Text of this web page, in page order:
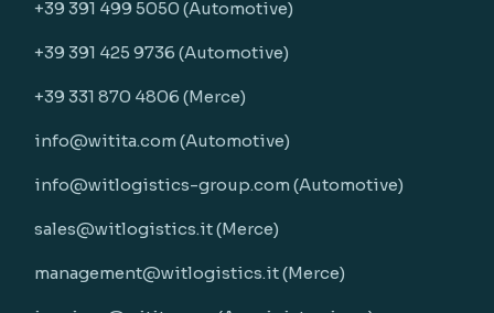
+39 391 499 5050 (Automotive)
+39 391 425 9736 (Automotive)
+39 331 870 4806 (Merce)
info@witita.com (Automotive)
info@witlogistics-group.com (Automotive)
sales@witlogistics.it (Merce)
management@witlogistics.it (Merce)